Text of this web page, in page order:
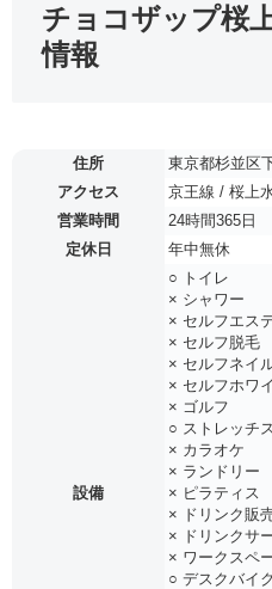
チョコザップ桜
情報
住所
東京都杉並区
アクセス
京王線 / 桜
営業時間
24時間365日
定休日
年中無休
設備
○ トイレ
× シャワー
× セルフエス
× セルフ脱毛
× セルフネイ
× セルフホワ
× ゴルフ
○ ストレッチ
× カラオケ
× ランドリー
× ピラティス
× ドリンク販
× ドリンクサ
× ワークスペ
○ デスクバイク